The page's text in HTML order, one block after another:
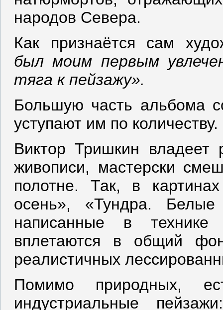
народов Севера.
Как признаётся сам
был моим первым
тяга к пейзажу».
Большую часть альбома
уступают им по количеству.
Виктор Тришкин
живописи, мастерски
полотне. Так, в
осень», «Тундра. Белые
написанные в технике
вплетаются в общий
реалистичных
Помимо природных,
индустриальные